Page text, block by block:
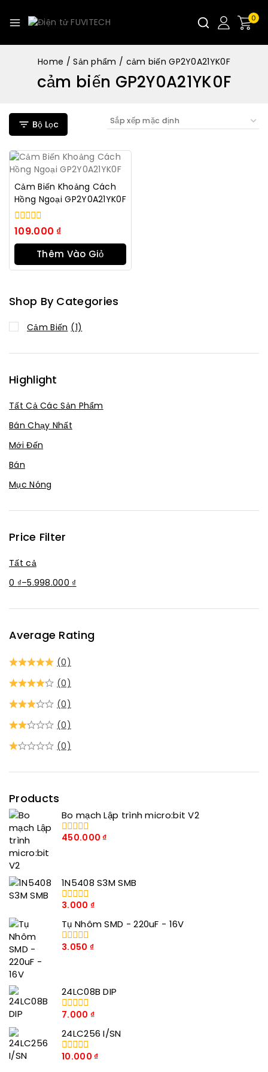
0
Home / Sản phẩm / cảm biến GP2Y0A21YK0F
cảm biến GP2Y0A21YK0F
Bộ Lọc
Cảm Biến Khoảng Cách
Hồng Ngoại GP2Y0A21YK0F
0
trong
số
109.000 ₫
Thêm Vào Giỏ
Hàng
Shop By Categories
Cảm Biến (1)
Highlight
Tất Cả Các Sản Phẩm
Bán Chạy Nhất
Mới Đến
Bán
Mục Nóng
Price Filter
Tất cả
0 ₫–5.998.000 ₫
Average Rating
(0)
(0)
(0)
(0)
(0)
Products
Bo mạch Lập trình micro:bit V2
0
450.000₫
1N5408 S3M SMB
0
số
5
3.000 ₫
Tụ Nhôm SMD - 220uF - 16V
0
3.050 ₫
24LC08B DIP
0
số
5
7.000 ₫
24LC256 I/SN
0
10.000₫